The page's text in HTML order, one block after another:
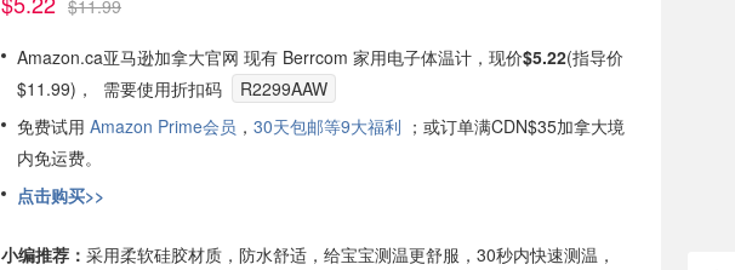
$11.99
Amazon.ca亚马逊加拿大官网 现有 Berrcom 家用电子体温计，现价$5.22(指导价
$11.99)， 需要使用折扣码
R2299AAW
免费试用 Amazon Prime会员 ， 30天包邮等9大福利 ；或订单满CDN$35加拿大境
内免运费。
点击购买>>
小编推荐： 采用柔软硅胶材质，防水舒适，给宝宝测温更舒服，30秒内快速测温，